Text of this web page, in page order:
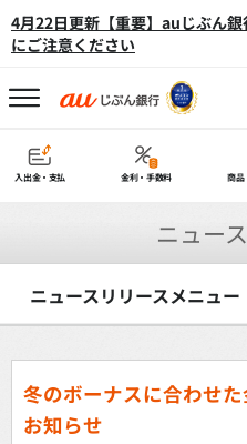
4月22日更新【重要】auじぶん
にご注意ください
入出金・支払 金利・手数料 商品
ニュー
ニュースリリースメニュー
冬のボーナスに合わせ
お知らせ